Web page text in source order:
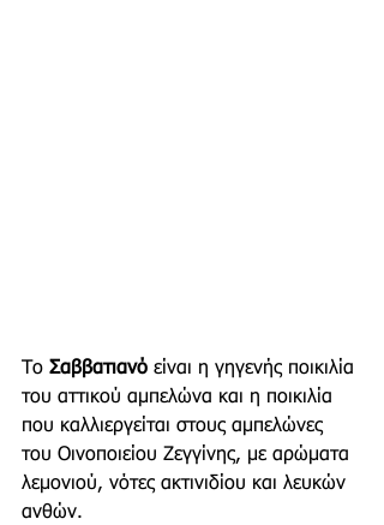
Το Σαββατιανό είναι η γηγενής ποικιλία
του αττικού αμπελώνα και η ποικιλία
που καλλιεργείται στους αμπελώνες
του Οινοποιείου Ζεγγίνης, με αρώματα
λεμονιού, νότες ακτινιδίου και λευκών
ανθών.